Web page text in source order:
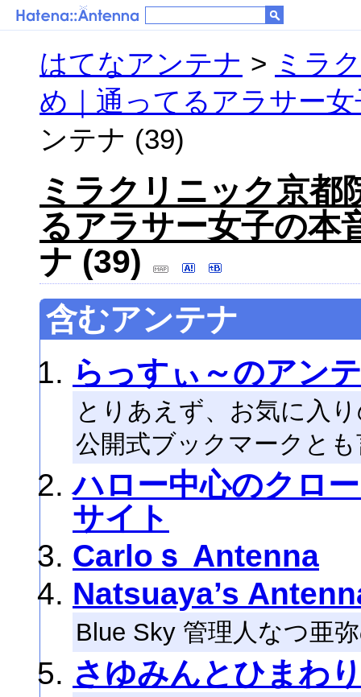
はてなアンテナ > ミラ
め｜通ってるアラサー
ンテナ (39)
ミラクリニック京都
るアラサー女子の本
ナ (39)
含むアンテナ
らっすぃ～のアン
とりあえず、お気に入
公開式ブックマークと
ハロー中心のクロ
サイト
Carloｓ Antenna
Natsuaya’s
Blue Sky 管理人なつ亜
さゆみんとひまわ